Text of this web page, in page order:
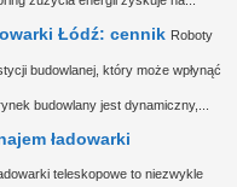
Łódź: cennik Roboty
budowlanej, który może wpłynąć
budowlany jest dynamiczny,...
ładowarki
teleskopowe to niezwykle